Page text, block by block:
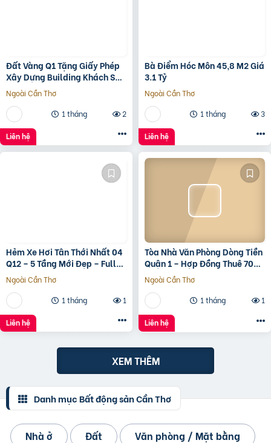
Đất Vàng Q1 Tặng Giấy Phép
Xây Dựng Building Khách Sạn
12 Tầng
Ngoài Cần Thơ
1 tháng
2
Liên hệ
Bà Điểm Hóc Môn 45,8 M2 Giá
3.1 Tỷ
Ngoài Cần Thơ
1 tháng
3
Liên hệ
Hẻm Xe Hơi Tân Thới Nhất 04
Q12 – 5 Tầng Mới Đẹp – Full
Nội Thất – Giá 7.3 Tỷ
Ngoài Cần Thơ
1 tháng
1
Liên hệ
Tòa Nhà Văn Phòng Dòng Tiền
Quận 1 – Hợp Đồng Thuê 700
Triệu/Tháng – 490 Tỷ
Ngoài Cần Thơ
1 tháng
1
Liên hệ
XEM THÊM
Danh mục Bất động sản Cần Thơ
Nhà ở Đất
Văn phòng / Mặt bằng